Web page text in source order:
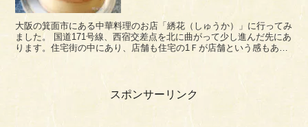
大阪の箕面市にある中華料理のお店「綉花（しゅうか）」に行ってみ
ました。 国道171号線、西宿交差点を北に曲がって少し進んだ先にあ
ります。住宅街の中にあり、店舗も住宅の1Ｆが店舗という感もあり
スポンサーリンク